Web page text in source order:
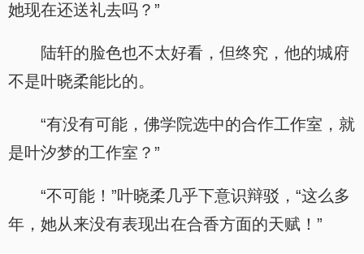
她现在还送礼去吗？”
陆轩的脸色也不太好看，但终究，他的城府
不是叶晓柔能比的。
“有没有可能，佛学院选中的合作工作室，就
是叶汐梦的工作室？”
“不可能！”叶晓柔几乎下意识辩驳，“这么多
年，她从来没有表现出在合香方面的天赋！”